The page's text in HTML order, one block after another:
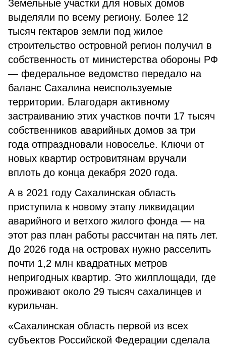
Земельные участки для новых домов
выделяли по всему региону. Более 12
тысяч гектаров земли под жилое
строительство островной регион получил в
собственность от министерства обороны РФ
— федеральное ведомство передало на
баланс Сахалина неиспользуемые
территории. Благодаря активному
застраиванию этих участков почти 17 тысяч
собственников аварийных домов за три
года отпраздновали новоселье. Ключи от
новых квартир островитянам вручали
вплоть до конца декабря 2020 года.
А в 2021 году Сахалинская область
приступила к новому этапу ликвидации
аварийного и ветхого жилого фонда — на
этот раз план работы рассчитан на пять лет.
До 2026 года на островах нужно расселить
почти 1,2 млн квадратных метров
непригодных квартир. Это жилплощади, где
проживают около 29 тысяч сахалинцев и
курильчан.
«Сахалинская область первой из всех
субъектов Российской Федерации сделала